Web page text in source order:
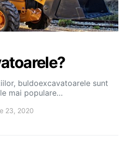
buldoexcavatoarele sunt
mai populare…
23, 2020